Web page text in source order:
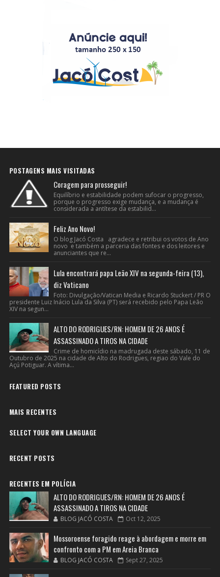
POSTAGENS MAIS VISITADAS
Coragem para prosseguir!
Equilíbrio e estabilidade podem sufocar o progresso,
porque o progresso exige mudança, e a mudança é
considerada a antítese da estabilid...
Feliz Ano Novo!
O blog Jacó Costa agradece e retribui os votos de Ano
novo e também a parceria das fontes e dos leitores e
anunciantes que re...
Lula encontrará papa Leão XIV na segunda-feira (13),
diz Vaticano
Foto: Divulgação/Vatican Media e Ricardo Stuckert / PR O
presidente Luiz Inácio Lula da Silva (PT) será recebido pelo Papa Leão
XIV na segun...
ALTO DO RODRIGUES/RN: HOMEM DE 26 ANOS É
ASSASSINADO A TIROS NA CIDADE
Crime de homicídio na madrugada deste sábado, 11 de
Outubro de 2025 na cidade de Alto do Rodrigues, regiao do Vale do
Açú Potiguar. A vítima...
FEATURED POSTS
MAIS RECENTES
SELECT YOUR OWN LANGUAGE
RECENT POSTS
RECENTES EM POLÍCIA
ALTO DO RODRIGUES/RN: HOMEM DE 26 ANOS É
ASSASSINADO A TIROS NA CIDADE
BLOG JACÓ COSTA Oct 12, 2025
Mossoroense foragido reage à abordagem e morre em
confronto com a PM em Areia Branca
BLOG JACÓ COSTA Sept 27, 2025